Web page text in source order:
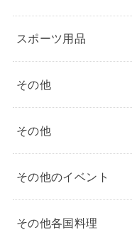
スポーツ用品
その他
その他
その他のイベント
その他各国料理